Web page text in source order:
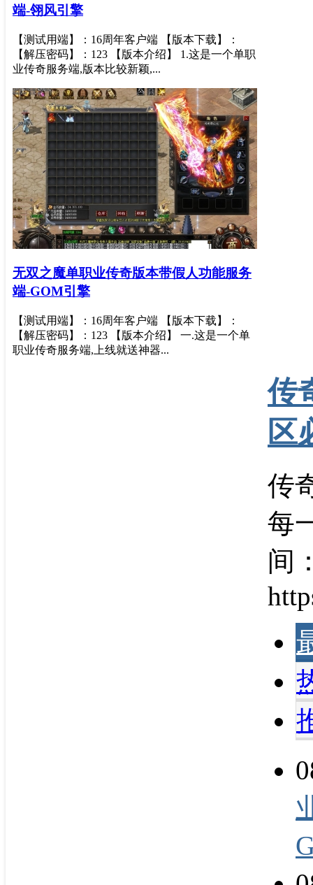
端-翎风引擎
【测试用端】：16周年客户端 【版本下载】：
【解压密码】：123 【版本介绍】 1.这是一个单职
业传奇服务端,版本比较新颖,...
无双之魔单职业传奇版本带假人功能服务
端-GOM引擎
【测试用端】：16周年客户端 【版本下载】：
【解压密码】：123 【版本介绍】 一.这是一个单
职业传奇服务端,上线就送神器...
传
区
传
每
间